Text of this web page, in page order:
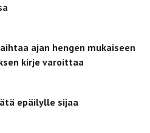
ajan hengen mukaiseen
kirje varoittaa
epäilylle sijaa